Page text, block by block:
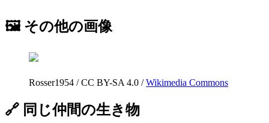
🖼 その他の画像
Rosser1954 /CC BY-SA 4.0 / Wikimedia Commons
🔗 同じ仲間の生き物